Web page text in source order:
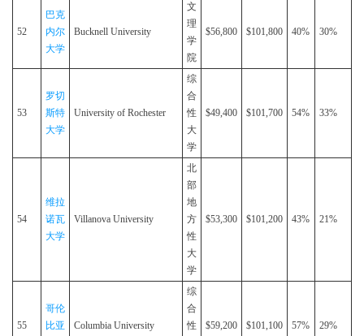
52
巴克
内尔
大学
Bucknell University
文
理
学
院
$56,800 $101,800 40% 30%
53
罗切
斯特
大学
University of Rochester
综
合
性
大
学
$49,400 $101,700 54% 33%
54
维拉
诺瓦
大学
Villanova University
北
部
地
方
性
大
学
$53,300 $101,200 43% 21%
55
哥伦
比亚
Columbia University
综
合
性
$59,200 $101,100 57% 29%